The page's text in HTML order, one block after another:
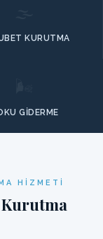
KURUTMA
GIDERME
HIZMETI
Kurutma